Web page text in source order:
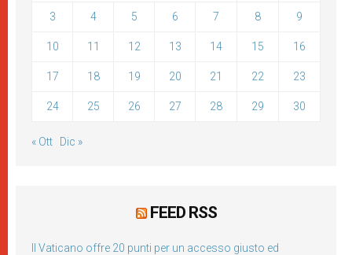
3 4 5 6 7 8 9
10 11 12 13 14 15 16
17 18 19 20 21 22 23
24 25 26 27 28 29 30
« Ott Dic »
FEED RSS
Il Vaticano offre 20 punti per un accesso giusto ed